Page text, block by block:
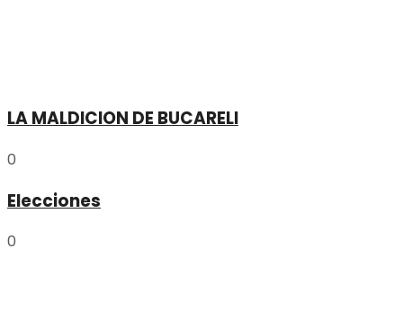
LA MALDICION DE BUCARELI
0
Elecciones
0